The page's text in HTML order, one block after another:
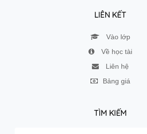
LIÊN KẾT
Vào lớp
Về học tài
Liên hệ
Bảng giá
TÌM KIẾM